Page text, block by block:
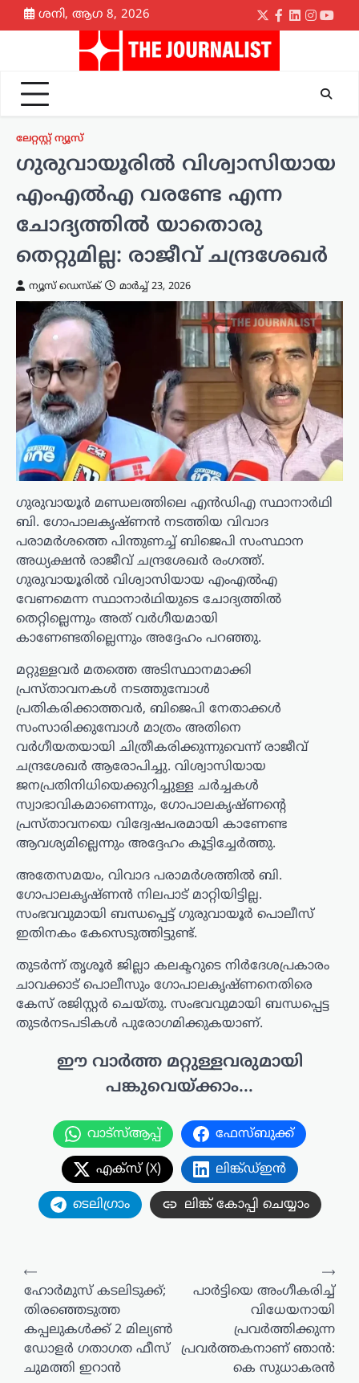
Skip
to
ശനി, ആഗ 8, 2026
Twitter
Facebook
LinkedIn
ലേറ്റസ്റ്റ് ന്യൂസ്
ഗുരുവായൂരിൽ വിശ്വാസിയായ
എംഎൽഎ വരണ്ടേ എന്ന
ചോദ്യത്തിൽ യാതൊരു
തെറ്റുമില്ല: രാജീവ് ചന്ദ്രശേഖർ
ന്യൂസ് ഡെസ്ക് മാർച്ച്‌ 23, 2026
ഗുരുവായൂർ മണ്ഡലത്തിലെ എൻഡിഎ സ്ഥാനാർഥി
ബി. ഗോപാലകൃഷ്ണൻ നടത്തിയ വിവാദ
പരാമർശത്തെ പിന്തുണച്ച് ബിജെപി സംസ്ഥാന
അധ്യക്ഷൻ രാജീവ് ചന്ദ്രശേഖർ രംഗത്ത്.
ഗുരുവായൂരിൽ വിശ്വാസിയായ എംഎൽഎ
വേണമെന്ന സ്ഥാനാർഥിയുടെ ചോദ്യത്തിൽ
തെറ്റില്ലെന്നും അത് വർഗീയമായി
കാണേണ്ടതില്ലെന്നും അദ്ദേഹം പറഞ്ഞു.
മറ്റുള്ളവർ മതത്തെ അടിസ്ഥാനമാക്കി
പ്രസ്താവനകൾ നടത്തുമ്പോൾ
പ്രതികരിക്കാത്തവർ, ബിജെപി നേതാക്കൾ
സംസാരിക്കുമ്പോൾ മാത്രം അതിനെ
വർഗീയതയായി ചിത്രീകരിക്കുന്നുവെന്ന് രാജീവ്
ചന്ദ്രശേഖർ ആരോപിച്ചു. വിശ്വാസിയായ
ജനപ്രതിനിധിയെക്കുറിച്ചുള്ള ചർച്ചകൾ
സ്വാഭാവികമാണെന്നും, ഗോപാലകൃഷ്ണന്റെ
പ്രസ്താവനയെ വിദ്വേഷപരമായി കാണേണ്ട
ആവശ്യമില്ലെന്നും അദ്ദേഹം കൂട്ടിച്ചേർത്തു.
അതേസമയം, വിവാദ പരാമർശത്തിൽ ബി.
ഗോപാലകൃഷ്ണൻ നിലപാട് മാറ്റിയിട്ടില്ല.
സംഭവവുമായി ബന്ധപ്പെട്ട് ഗുരുവായൂർ പൊലീസ്
ഇതിനകം കേസെടുത്തിട്ടുണ്ട്.
തുടർന്ന് തൃശൂർ ജില്ലാ കലക്ടറുടെ നിർദേശപ്രകാരം
ചാവക്കാട് പൊലീസും ഗോപാലകൃഷ്ണനെതിരെ
കേസ് രജിസ്റ്റർ ചെയ്തു. സംഭവവുമായി ബന്ധപ്പെട്ട
തുടർനടപടികൾ പുരോഗമിക്കുകയാണ്.
ഈ വാർത്ത മറ്റുള്ളവരുമായി
പങ്കുവെയ്ക്കാം...
വാട്സ്ആപ്പ് ഫേസ്ബുക്ക്
എക്സ് (X) ലിങ്ക്ഡ്ഇൻ
ടെലിഗ്രാം ലിങ്ക് കോപ്പി ചെയ്യാം
പോസ്റ്റുകളിലൂടെ
⟵
ഹോർമുസ് കടലിടുക്ക്;
തിരഞ്ഞെടുത്ത
കപ്പലുകൾക്ക് 2 മില്യൺ
ഡോളർ ഗതാഗത ഫീസ്
ചുമത്തി ഇറാൻ
പാർട്ടിയെ അംഗീകരിച്ച്
വിധേയനായി
പ്രവർത്തിക്കുന്ന
പ്രവർത്തകനാണ് ഞാൻ:
കെ സുധാകരൻ
⟶